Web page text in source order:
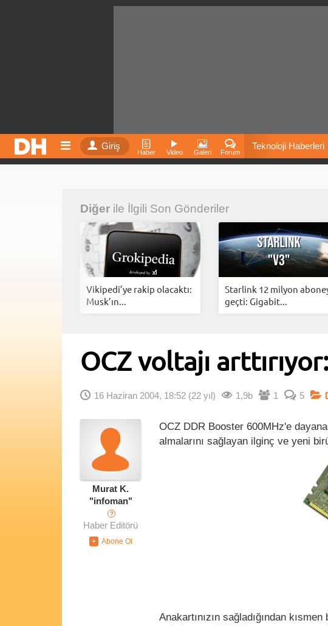
Giriş
Haber Video Galeri Forum
Teknoloji Haberleri
İnstagram
Diğer ile İlgili Son Gönderiler
Vikipedi’ye rakip olacaktı:
Musk’ın...
Starlink 12 milyon
geçti: Gigabit...
OCZ voltajı
16 Haziran 2004, 18:52 (22 yıl) 1,9b 1 5
Murat K.
"infoman"
?
Haber Editörü
OCZ DDR Booster 600MHz'e
almalarını sağlayan ilginç ve yeni
Anakartınızın sağladığından